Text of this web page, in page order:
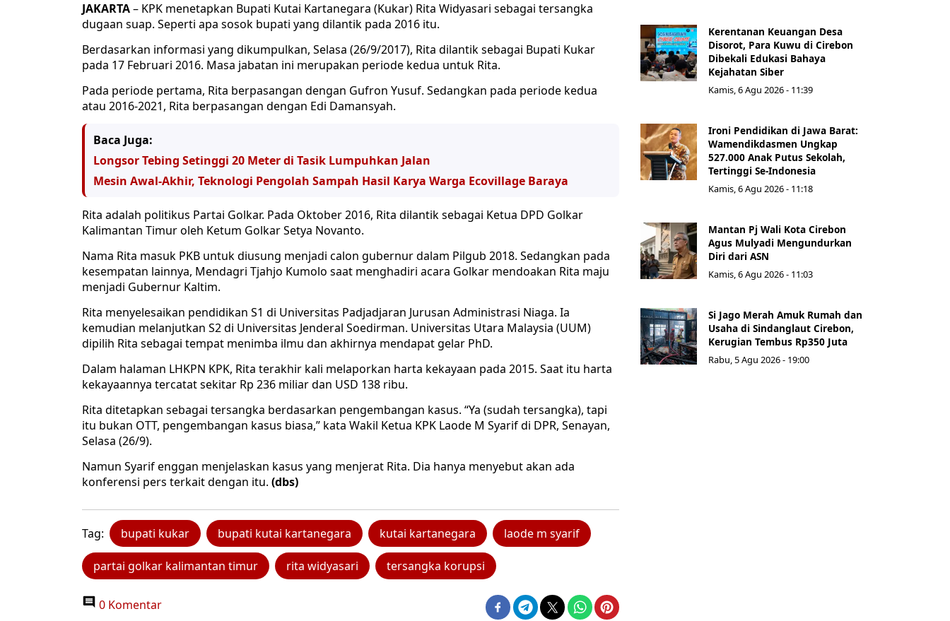
JAKARTA– KPK menetapkan Bupati Kutai Kartanegara (Kukar) Rita Widyasari sebagai tersangka
dugaan suap. Seperti apa sosok bupati yang dilantik pada 2016 itu.
Berdasarkan informasi yang dikumpulkan, Selasa (26/9/2017), Rita dilantik sebagai Bupati Kukar
pada 17 Februari 2016. Masa jabatan ini merupakan periode kedua untuk Rita.
Pada periode pertama, Rita berpasangan dengan Gufron Yusuf. Sedangkan pada periode kedua
atau 2016-2021, Rita berpasangan dengan Edi Damansyah.
Baca Juga:
Longsor Tebing Setinggi 20 Meter di Tasik Lumpuhkan Jalan
Mesin Awal-Akhir, Teknologi Pengolah Sampah Hasil Karya Warga Ecovillage Baraya
Rita adalah politikus Partai Golkar. Pada Oktober 2016, Rita dilantik sebagai Ketua DPD Golkar
Kalimantan Timur oleh Ketum Golkar Setya Novanto.
Nama Rita masuk PKB untuk diusung menjadi calon gubernur dalam Pilgub 2018. Sedangkan pada
kesempatan lainnya, Mendagri Tjahjo Kumolo saat menghadiri acara Golkar mendoakan Rita maju
menjadi Gubernur Kaltim.
Rita menyelesaikan pendidikan S1 di Universitas Padjadjaran Jurusan Administrasi Niaga. Ia
kemudian melanjutkan S2 di Universitas Jenderal Soedirman. Universitas Utara Malaysia (UUM)
dipilih Rita sebagai tempat menimba ilmu dan akhirnya mendapat gelar PhD.
Dalam halaman LHKPN KPK, Rita terakhir kali melaporkan harta kekayaan pada 2015. Saat itu harta
kekayaannya tercatat sekitar Rp 236 miliar dan USD 138 ribu.
Rita ditetapkan sebagai tersangka berdasarkan pengembangan kasus. “Ya (sudah tersangka), tapi
itu bukan OTT, pengembangan kasus biasa,” kata Wakil Ketua KPK Laode M Syarif di DPR, Senayan,
Selasa (26/9).
Namun Syarif enggan menjelaskan kasus yang menjerat Rita. Dia hanya menyebut akan ada
konferensi pers terkait dengan itu. (dbs)
Tag: bupati kukar bupati kutai kartanegara kutai kartanegara laode m syarif
partai golkar kalimantan timur rita widyasari tersangka korupsi
0 Komentar
Kerentanan Keuangan Desa
Disorot, Para Kuwu di Cirebon
Dibekali Edukasi Bahaya
Kejahatan Siber
Kamis, 6 Agu 2026 - 11:39
Ironi Pendidikan di Jawa Barat:
Wamendikdasmen Ungkap
527.000 Anak Putus Sekolah,
Tertinggi Se-Indonesia
Kamis, 6 Agu 2026 - 11:18
Mantan Pj Wali Kota Cirebon
Agus Mulyadi Mengundurkan
Diri dari ASN
Kamis, 6 Agu 2026 - 11:03
Si Jago Merah Amuk Rumah dan
Usaha di Sindanglaut Cirebon,
Kerugian Tembus Rp350 Juta
Rabu, 5 Agu 2026 - 19:00